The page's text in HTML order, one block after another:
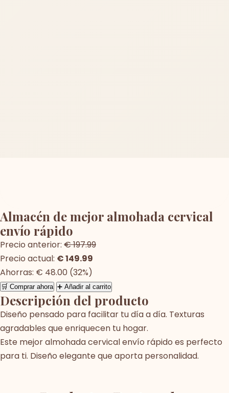
Almacén de mejor almohada cervical
envío rápido
Precio anterior: € 197.99
Precio actual: € 149.99
Ahorras: € 48.00 (32%)
🛒 Comprar ahora ➕ Añadir al carrito
Descripción del producto
Diseño pensado para facilitar tu día a día. Texturas
agradables que enriquecen tu hogar.
Este mejor almohada cervical envío rápido es perfecto
para ti. Diseño elegante que aporta personalidad.